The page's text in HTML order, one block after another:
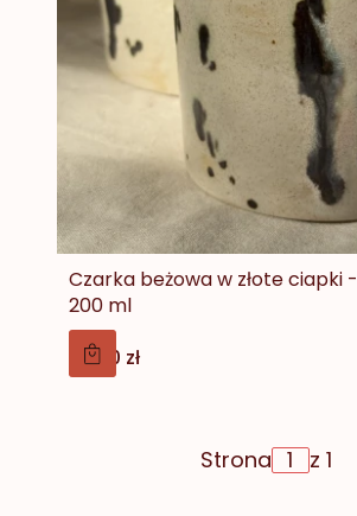
Czarka beżowa w złote ciapki -
200 ml
Cena
89,00 zł
Strona z 1